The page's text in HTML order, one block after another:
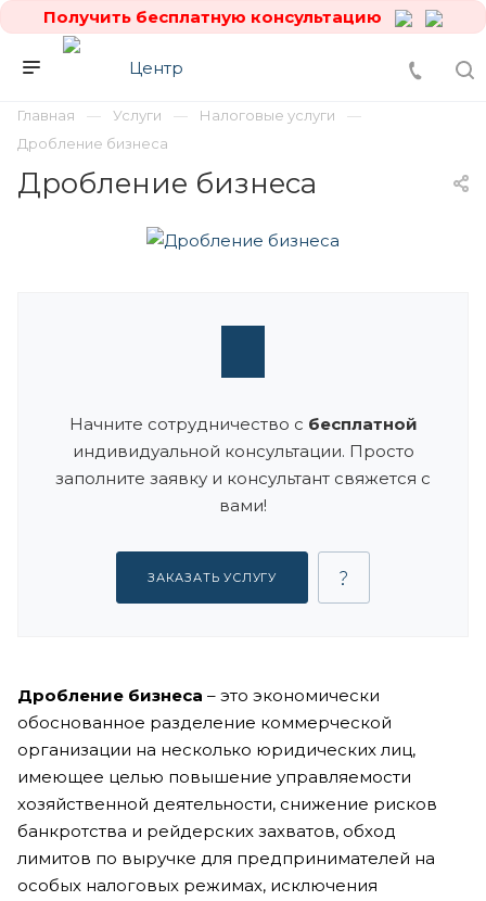
Получить бесплатную консультацию
Главная Услуги
Налоговые услуги
Дробление бизнеса
Дробление бизнеса
Начните сотрудничество с бесплатной
индивидуальной консультации. Просто
заполните заявку и консультант свяжется с
вами!
ЗАКАЗАТЬ УСЛУГУ
Дробление бизнеса – это экономически
обоснованное разделение коммерческой
организации на несколько юридических лиц,
имеющее целью повышение управляемости
хозяйственной деятельности, снижение рисков
банкротства и рейдерских захватов, обход
лимитов по выручке для предпринимателей на
особых налоговых режимах, исключения